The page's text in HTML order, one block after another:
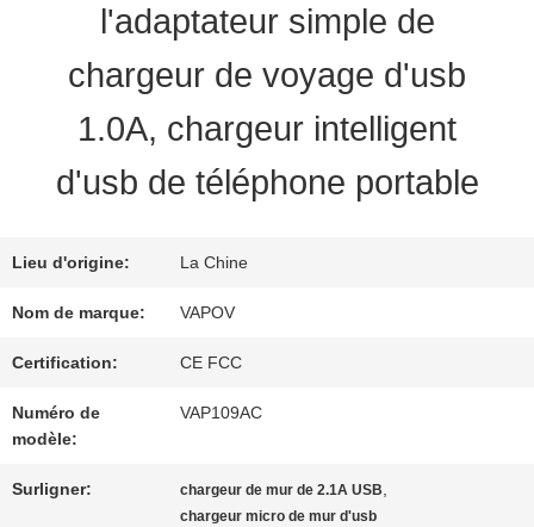
QUALITÉ
CONTACTEZ-
NOUS
DEMANDEZ
UNE
CITATION
l'adaptateur simple de
chargeur de voyage d'usb
1.0A, chargeur intelligent
d'usb de téléphone portable
Lieu d'origine: La Chine
Nom de marque: VAPOV
Certification: CE FCC
Numéro de
modèle:
VAP109AC
Surligner: chargeur de mur de 2.1A USB,
chargeur micro de mur d'usb